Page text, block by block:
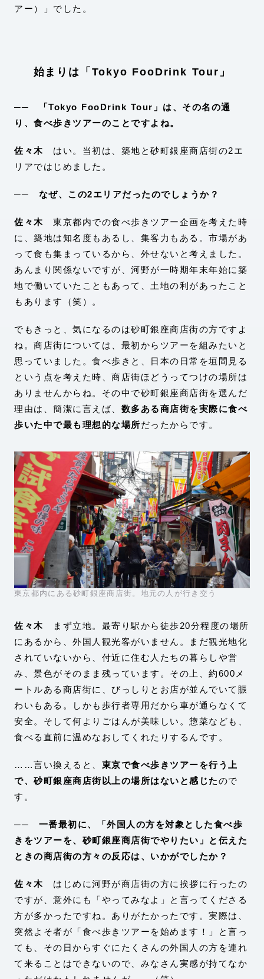
アー）」でした。
始まりは「Tokyo FooDrink Tour」
── 「Tokyo FooDrink Tour」は、その名の通
り、食べ歩きツアーのことですよね。
佐々木 はい。当初は、築地と砂町銀座商店街の2エ
リアではじめました。
── なぜ、この2エリアだったのでしょうか？
佐々木 東京都内での食べ歩きツアー企画を考えた時
に、築地は知名度もあるし、集客力もある。市場があ
って食も集まっているから、外せないと考えました。
あんまり関係ないですが、河野が一時期年末年始に築
地で働いていたこともあって、土地の利があったこと
もあります（笑）。
でもきっと、気になるのは砂町銀座商店街の方ですよ
ね。商店街については、最初からツアーを組みたいと
思っていました。食べ歩きと、日本の日常を垣間見る
という点を考えた時、商店街ほどうってつけの場所は
ありませんからね。その中で砂町銀座商店街を選んだ
理由は、簡潔に言えば、 数多ある商店街を実際に食べ
歩いた中で最も理想的な場所だったからです。
東京都内にある砂町銀座商店街。地元の人が行き交う
佐々木 まず立地。最寄り駅から徒歩20分程度の場所
にあるから、外国人観光客がいません。まだ観光地化
されていないから、付近に住む人たちの暮らしや営
み、景色がそのまま残っています。その上、約600メ
ートルある商店街に、びっしりとお店が並んでいて賑
わいもある。しかも歩行者専用だから車が通らなくて
安全。そして何よりごはんが美味しい。惣菜なども、
食べる直前に温めなおしてくれたりするんです。
……言い換えると、 東京で食べ歩きツアーを行う上
で、砂町銀座商店街以上の場所はないと感じたので
す。
── 一番最初に、「外国人の方を対象とした食べ歩
きをツアーを、砂町銀座商店街でやりたい」と伝えた
ときの商店街の方々の反応は、いかがでしたか？
佐々木 はじめに河野が商店街の方に挨拶に行ったの
ですが、意外にも「やってみなよ」と言ってくださる
方が多かったですね。ありがたかったです。実際は、
突然よそ者が「食べ歩きツアーを始めます！」と言っ
ても、その日からすぐにたくさんの外国人の方を連れ
て来ることはできないので、みなさん実感が持てなか